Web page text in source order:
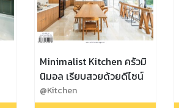
Minimalist Kitchen ครัวมิ
นิมอล เรียบสวยด้วยดีไซน์
@Kitchen